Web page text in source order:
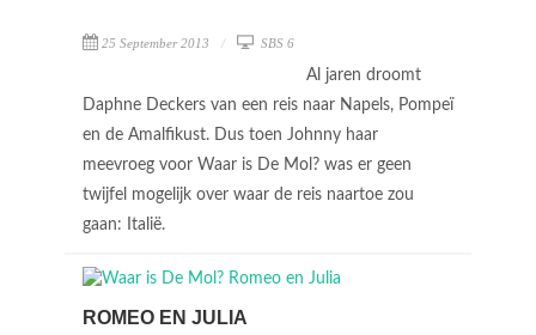
25 September 2013 SBS 6
Al jaren droomt
Daphne Deckers van een reis naar Napels, Pompeï
en de Amalfikust. Dus toen Johnny haar
meevroeg voor Waar is De Mol? was er geen
twijfel mogelijk over waar de reis naartoe zou
gaan: Italië.
ROMEO EN JULIA